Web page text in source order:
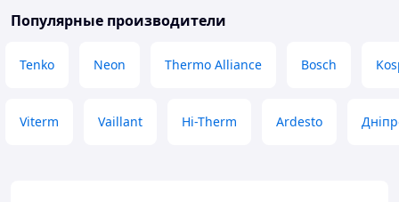
Популярные производители
Tenko Neon Thermo Alliance Bosch
Viterm Vaillant Hi-Therm Ardesto